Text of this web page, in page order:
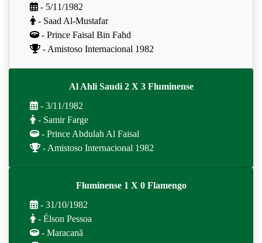
- 5/11/1982
- Saad Al-Mustafar
- Prince Faisal Bin Fahd
- Amistoso Internacional 1982
Al Ahli Saudi 2 X 3 Fluminense
- 3/11/1982
- Samir Farge
- Prince Abdulah Al Faisal
- Amistoso Internacional 1982
Fluminense 1 X 0 Flamengo
- 31/10/1982
- Élson Pessoa
- Maracanã